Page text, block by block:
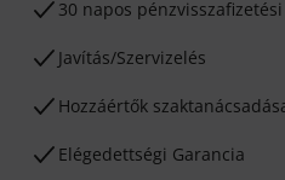
30 napos
Javítás/Szervizelés
Hozzáértők
Elégedettségi Garancia